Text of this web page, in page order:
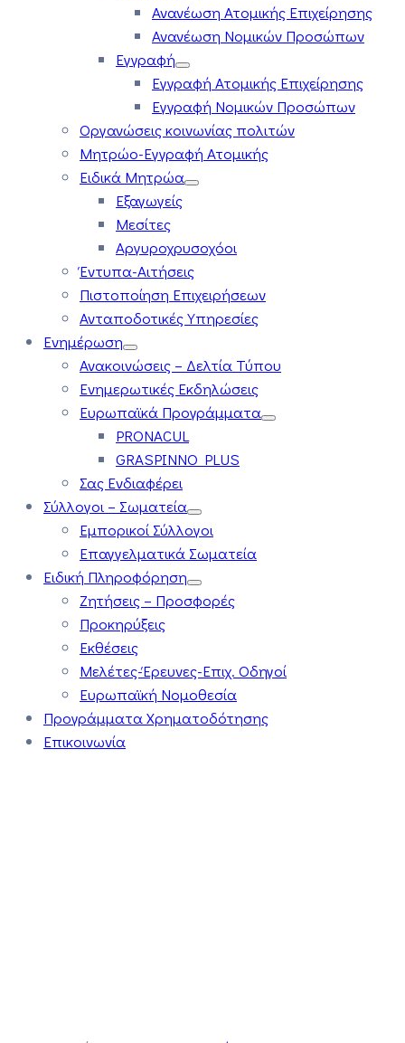
Ανανέωση Ατομικής Επιχείρησης
Ανανέωση Νομικών Προσώπων
Εγγραφή
Εγγραφή Ατομικής Επιχείρησης
Εγγραφή Νομικών Προσώπων
Οργανώσεις κοινωνίας πολιτών
Μητρώο-Εγγραφή Ατομικής
Ειδικά Μητρώα
Εξαγωγείς
Μεσίτες
Αργυροχρυσοχόοι
Έντυπα-Αιτήσεις
Πιστοποίηση Επιχειρήσεων
Ανταποδοτικές Υπηρεσίες
Ενημέρωση
Ανακοινώσεις – Δελτία Τύπου
Ενημερωτικές Εκδηλώσεις
Ευρωπαϊκά Προγράμματα
PRONACUL
GRASPINNO PLUS
Σας Ενδιαφέρει
Σύλλογοι – Σωματεία
Εμπορικοί Σύλλογοι
Επαγγελματικά Σωματεία
Ειδική Πληροφόρηση
Ζητήσεις – Προσφορές
Προκηρύξεις
Εκθέσεις
Μελέτες-Έρευνες-Επιχ. Οδηγοί
Ευρωπαϊκή Νομοθεσία
Προγράμματα Χρηματοδότησης
Επικοινωνία